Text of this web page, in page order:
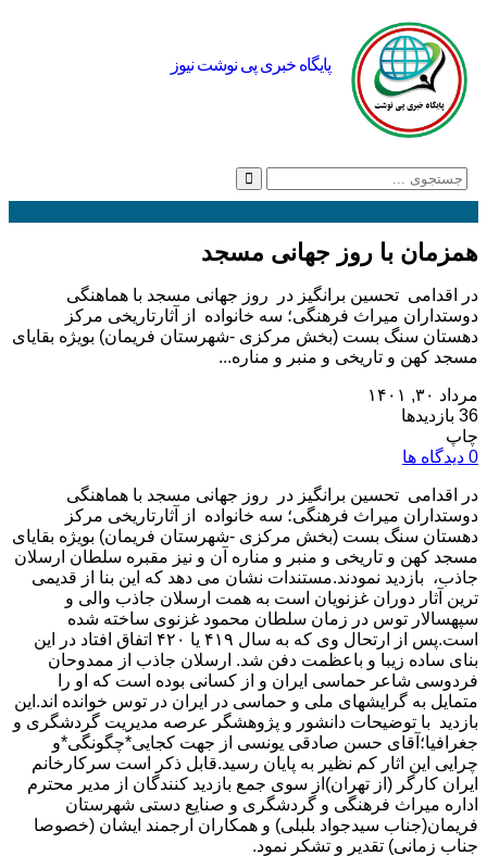
پایگاه خبری پی نوشت نیوز
همزمان با روز جهانی مسجد
در اقدامی تحسین برانگیز در روز جهانی مسجد با هماهنگی
دوستداران میراث فرهنگی؛ سه خانواده از آثارتاریخی مرکز
دهستان سنگ بست (بخش مرکزی -شهرستان فریمان) بویژه بقایای
مسجد کهن و تاریخی و منبر و مناره...
مرداد ۳۰, ۱۴۰۱
36 بازدیدها
چاپ
0 دیدگاه ها
در اقدامی تحسین برانگیز در روز جهانی مسجد با هماهنگی
دوستداران میراث فرهنگی؛ سه خانواده از آثارتاریخی مرکز
دهستان سنگ بست (بخش مرکزی -شهرستان فریمان) بویژه بقایای
مسجد کهن و تاریخی و منبر و مناره آن و نیز مقبره سلطان ارسلان
جاذب، بازدید نمودند.مستندات نشان می دهد که این بنا از قدیمی
ترین آثار دوران غزنویان است به همت ارسلان جاذب والی و
سپهسالار توس در زمان سلطان محمود غزنوی ساخته شده
است.پس از ارتحال وی که به سال ۴۱۹ یا ۴۲۰ اتفاق افتاد در این
بنای ساده زیبا و باعظمت دفن شد. ارسلان جاذب از ممدوحان
فردوسی شاعر حماسی ایران و از کسانی بوده است که او را
متمایل به گرایشهای ملی و حماسی در ایران در توس خوانده اند.این
بازدید با توضیحات دانشور و پژوهشگر عرصه مدیریت گردشگری و
جغرافیا؛آقای حسن صادقی یونسی از جهت کجایی*چگونگی*و
چرایی این اثار کم نظیر به پایان رسید.قابل ذکر است سرکارخانم
ایران کارگر (از تهران)از سوی جمع بازدید کنندگان از مدیر محترم
اداره میراث فرهنگی و گردشگری و صنایع دستی شهرستان
فریمان(جناب سیدجواد بلبلی) و همکاران ارجمند ایشان (خصوصا
جناب زمانی) تقدیر و تشکر نمود.